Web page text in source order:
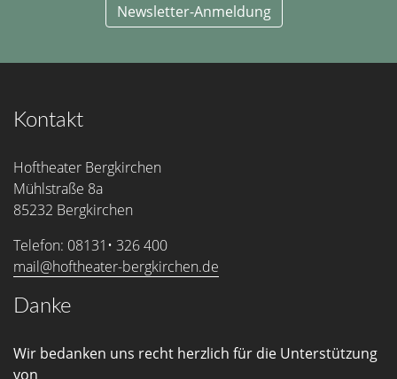
Newsletter-Anmeldung
Kontakt
Hoftheater Bergkirchen
Mühlstraße 8a
85232 Bergkirchen
Telefon: 08131• 326 400
mail@hoftheater-bergkirchen.de
Danke
Wir bedanken uns recht herzlich für die Unterstützung
von